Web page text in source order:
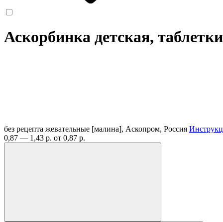
Аскорбинка детская, таблетки
без рецепта жевательные [малина], Аскопром, Россия
0,87 — 1,43 р. от 0,87 р.